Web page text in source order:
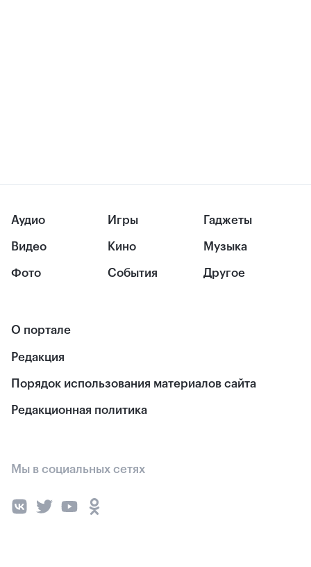
Аудио
Видео
Фото
Игры
Кино
События
Гаджеты
Музыка
Другое
О портале
Редакция
Порядок использования материалов сайта
Редакционная политика
Мы в социальных сетях